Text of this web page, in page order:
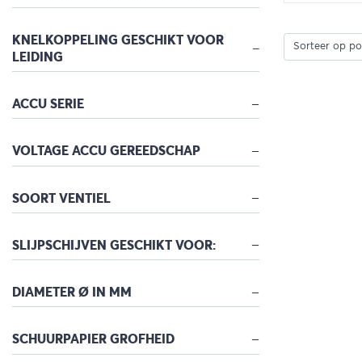
KNELKOPPELING GESCHIKT VOOR
LEIDING
ACCU SERIE
VOLTAGE ACCU GEREEDSCHAP
SOORT VENTIEL
SLIJPSCHIJVEN GESCHIKT VOOR:
DIAMETER Ø IN MM
SCHUURPAPIER GROFHEID